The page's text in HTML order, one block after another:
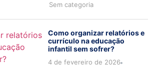
Sem categoria
Como organizar relatórios e
currículo na educação
infantil sem sofrer?
4 de fevereiro de 2026